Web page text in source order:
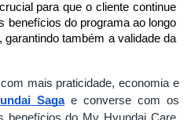
para que o cliente continue
benefícios do programa ao longo
garantindo também a validade da
mais praticidade, economia e
Sagae converse com os